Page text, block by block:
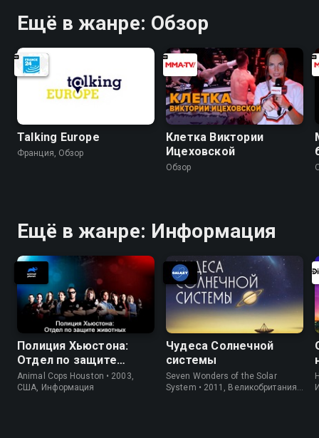
Ещё в жанре: Обзор
Talking Europe
Франция, Обзор
Клетка Виктории
Ицеховской
Обзор
Ещё в жанре: Информация
Полиция Хьюстона:
Отдел по защите
животных
Animal Cops Houston • 2003,
США, Информация
Чудеса Солнечной
системы
Seven Wonders of the Solar
System • 2011, Великобритания,